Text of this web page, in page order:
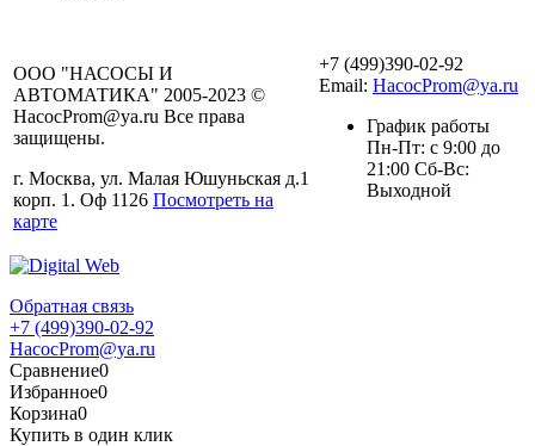
ООО "НАСОСЫ И
АВТОМАТИКА" 2005-2023 ©
HacocProm@ya.ru Все права
защищены.
г. Москва, ул. Малая Юшуньская д.1
корп. 1. Оф 1126 Посмотреть на
карте
+7 (499)390-02-92
Email: HacocProm@ya.ru
График работы
Пн-Пт: с 9:00 до
21:00 Сб-Вс:
Выходной
Обратная связь
+7 (499)390-02-92
HacocProm@ya.ru
Сравнение0
Избранное0
Корзина0
Купить в один клик